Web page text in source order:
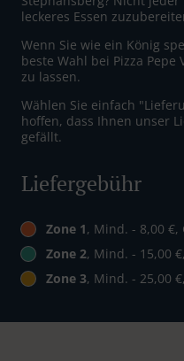
leckeres Essen
Wenn Sie wie ein König
beste Wahl bei Pizza
zu lassen.
Wählen Sie einfach
hoffen, dass Ihnen unser
gefällt.
Liefergebühr
Zone 1, Mind. - 8,00 €,
Zone 2, Mind. - 15,00
Zone 3, Mind. - 25,00